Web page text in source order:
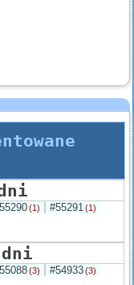
(1) #55291(1)
(3) #54933(3)